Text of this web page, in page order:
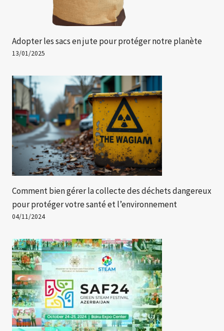
Adopter les sacs en jute pour protéger notre planète
13/01/2025
Comment bien gérer la collecte des déchets dangereux
pour protéger votre santé et l’environnement
04/11/2024